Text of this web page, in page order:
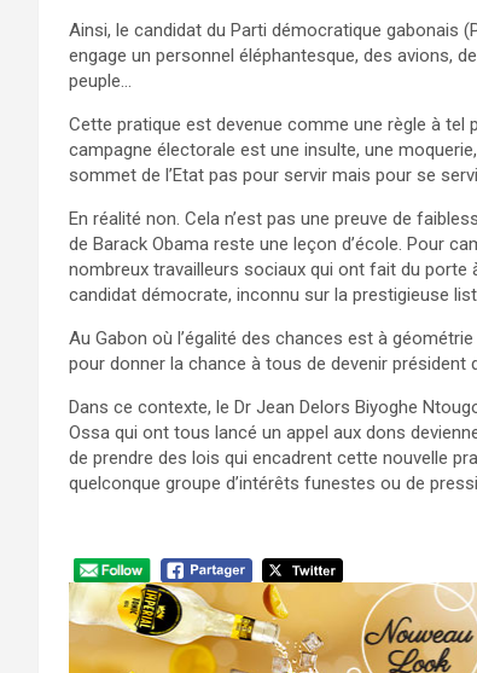
Ainsi, le candidat du Parti démocratique gabonais
engage un personnel éléphantesque, des avions,
peuple…
Cette pratique est devenue comme une règle à
campagne électorale est une insulte, une
sommet de l’Etat pas pour servir mais pour se
En réalité non. Cela n’est pas une preuve de
de Barack Obama reste une leçon d’école. Pour
nombreux travailleurs sociaux qui ont fait du porte
candidat démocrate, inconnu sur la prestigieuse
Au Gabon où l’égalité des chances est à
pour donner la chance à tous de devenir président
Dans ce contexte, le Dr Jean Delors Biyoghe
Ossa qui ont tous lancé un appel aux dons
de prendre des lois qui encadrent cette nouvelle
quelconque groupe d’intérêts funestes ou de